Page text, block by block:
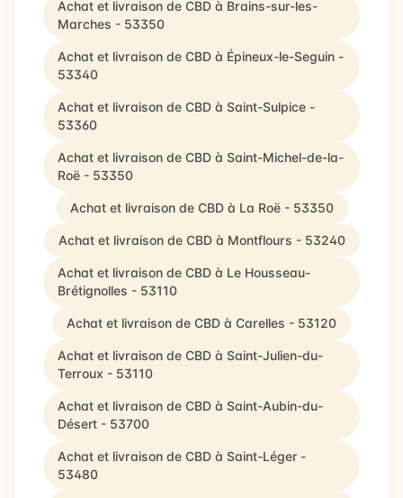
Achat et livraison de CBD à Brains-sur-les-
Marches - 53350
Achat et livraison de CBD à Épineux-le-Seguin -
53340
Achat et livraison de CBD à Saint-Sulpice -
53360
Achat et livraison de CBD à Saint-Michel-de-la-
Roë - 53350
Achat et livraison de CBD à La Roë - 53350
Achat et livraison de CBD à Montflours - 53240
Achat et livraison de CBD à Le Housseau-
Brétignolles - 53110
Achat et livraison de CBD à Carelles - 53120
Achat et livraison de CBD à Saint-Julien-du-
Terroux - 53110
Achat et livraison de CBD à Saint-Aubin-du-
Désert - 53700
Achat et livraison de CBD à Saint-Léger -
53480